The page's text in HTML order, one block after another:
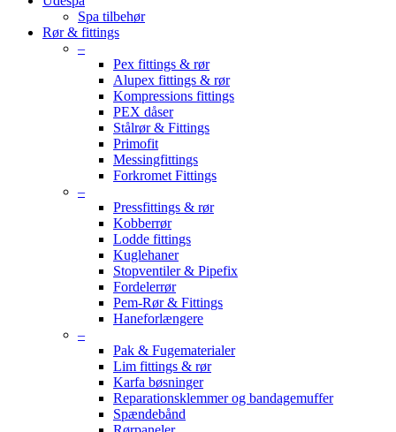
Spa tilbehør
Rør & fittings
–
Pex fittings & rør
Alupex fittings & rør
Kompressions fittings
PEX dåser
Stålrør & Fittings
Primofit
Messingfittings
Forkromet Fittings
–
Pressfittings & rør
Kobberrør
Lodde fittings
Kuglehaner
Stopventiler & Pipefix
Fordelerrør
Pem-Rør & Fittings
Haneforlængere
–
Pak & Fugematerialer
Lim fittings & rør
Karfa bøsninger
Reparationsklemmer og bandagemuffer
Spændebånd